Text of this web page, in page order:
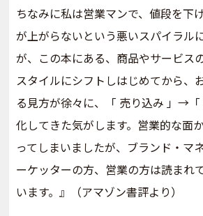
ちなみに私は営業マンで、値段を下
が上がらないという悪いスパイラル
が、この本にある、商品やサービス
スタイルにシフトしはじめてから、
る見方が徐々に、「 売り込み 」→
化してきた気がします。営業的な面
ってしまいましたが、ブランド・マ
ーケッターの方、営業の方は読まれ
います。』（アマゾン書評より）